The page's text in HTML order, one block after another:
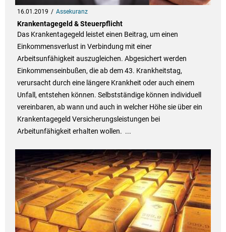
16.01.2019 Assekuranz
Krankentagegeld & Steuerpflicht
Das Krankentagegeld leistet einen Beitrag, um einen
Einkommensverlust in Verbindung mit einer
Arbeitsunfähigkeit auszugleichen. Abgesichert werden
Einkommenseinbußen, die ab dem 43. Krankheitstag,
verursacht durch eine längere Krankheit oder auch einem
Unfall, entstehen können. Selbstständige können individuell
vereinbaren, ab wann und auch in welcher Höhe sie über ein
Krankentagegeld Versicherungsleistungen bei
Arbeitunfähigkeit erhalten wollen. ...